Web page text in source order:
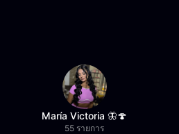
María Victoria 🦋🍄
55 รายการ